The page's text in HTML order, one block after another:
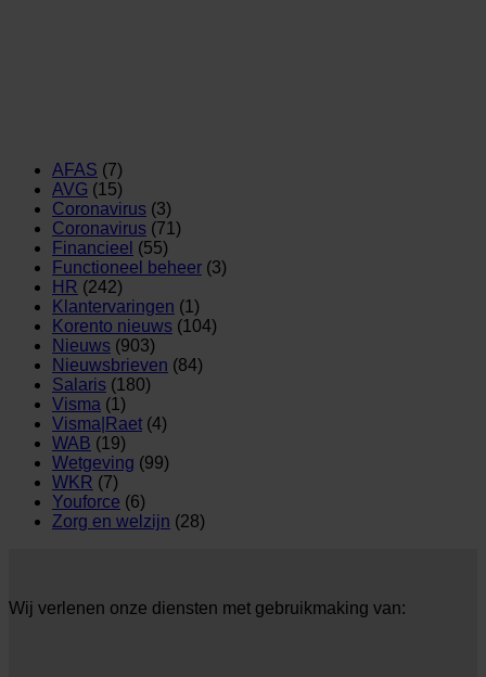
AFAS (7)
AVG (15)
Coronavirus (3)
Coronavirus (71)
Financieel (55)
Functioneel beheer (3)
HR (242)
Klantervaringen (1)
Korento nieuws (104)
Nieuws (903)
Nieuwsbrieven (84)
Salaris (180)
Visma (1)
Visma|Raet (4)
WAB (19)
Wetgeving (99)
WKR (7)
Youforce (6)
Zorg en welzijn (28)
Wij verlenen onze diensten met gebruikmaking van: